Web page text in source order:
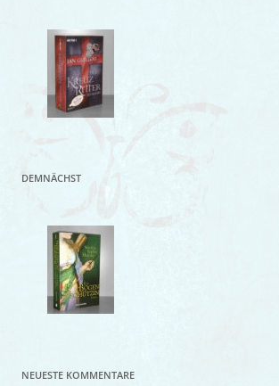
DEMNÄCHST
NEUESTE KOMMENTARE